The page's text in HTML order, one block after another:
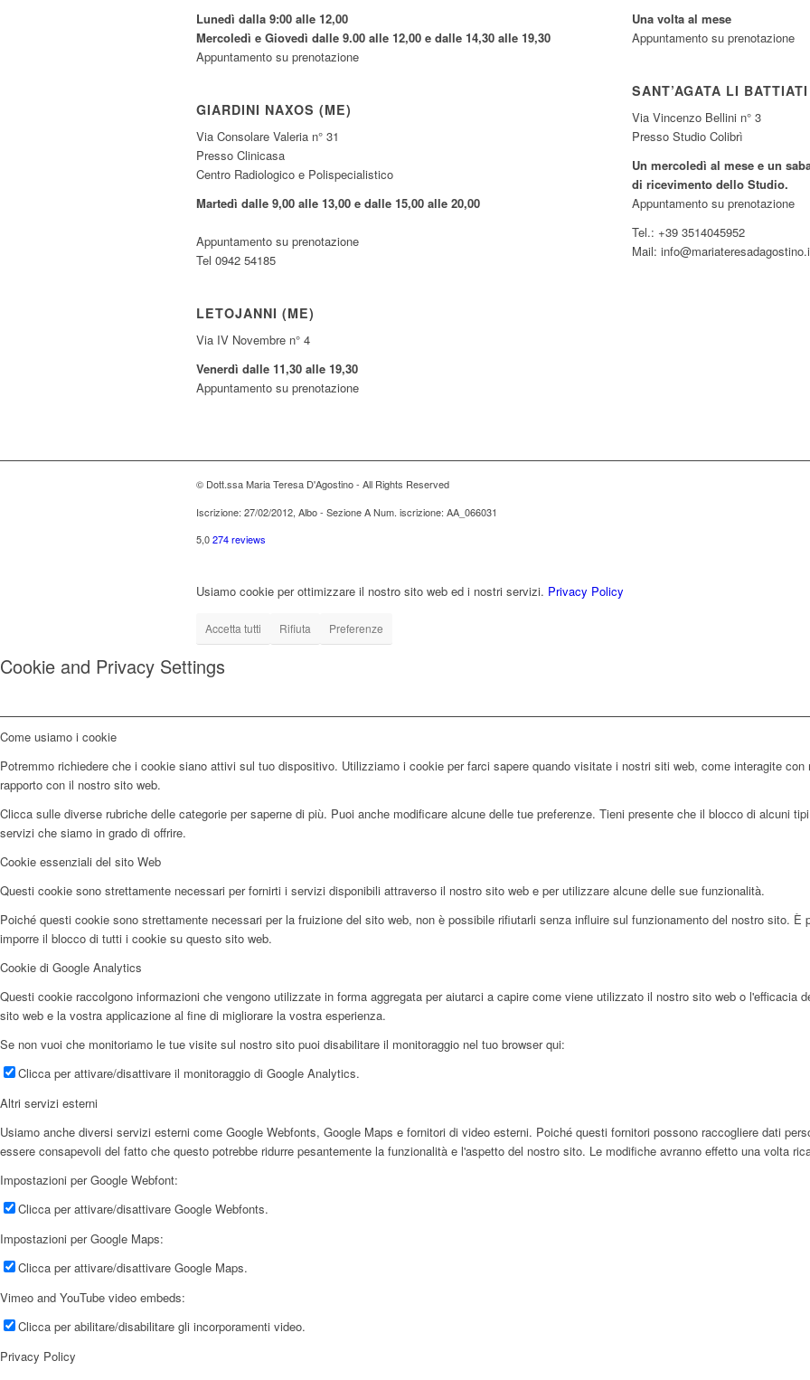
Lunedì dalla 9:00 alle 12,00
Mercoledì e Giovedì dalle 9.00 alle 12,00 e dalle 14,30 alle 19,30
Appuntamento su prenotazione
GIARDINI NAXOS (ME)
Via Consolare Valeria n° 31
Presso Clinicasa
Centro Radiologico e Polispecialistico
Martedì dalle 9,00 alle 13,00 e dalle 15,00 alle 20,00
Appuntamento su prenotazione
Tel 0942 54185
LETOJANNI (ME)
Via IV Novembre n° 4
Venerdì dalle 11,30 alle 19,30
Appuntamento su prenotazione
Una volta al mese
Appuntamento su prenotazione
SANT’AGATA LI
Via Vincenzo Bellini n° 3
Presso Studio Colibrì
Un mercoledì al mese e un
di ricevimento dello Studio.
Appuntamento su prenotazione
Tel.: +39 3514045952
Mail:
© Dott.ssa Maria Teresa D'Agostino - All Rights Reserved
Iscrizione: 27/02/2012, Albo - Sezione A Num. iscrizione: AA_066031
5,0274 reviews
Usiamo cookie per ottimizzare il nostro sito web ed i nostri servizi. Privacy Policy
Accetta tutti Rifiuta Preferenze
Cookie and Privacy Settings
Come usiamo i cookie
Potremmo richiedere che i cookie siano attivi sul tuo dispositivo. Utilizziamo i cookie per farci sapere quando visitate i nostri siti web, come interagite
rapporto con il nostro sito web.
Clicca sulle diverse rubriche delle categorie per saperne di più. Puoi anche modificare alcune delle tue preferenze. Tieni presente che il blocco di alcuni
servizi che siamo in grado di offrire.
Cookie essenziali del sito Web
Questi cookie sono strettamente necessari per fornirti i servizi disponibili attraverso il nostro sito web e per utilizzare alcune delle sue funzionalità.
Poiché questi cookie sono strettamente necessari per la fruizione del sito web, non è possibile rifiutarli senza influire sul funzionamento del nostro sito.
imporre il blocco di tutti i cookie su questo sito web.
Cookie di Google Analytics
Questi cookie raccolgono informazioni che vengono utilizzate in forma aggregata per aiutarci a capire come viene utilizzato il nostro sito web o l'efficacia
sito web e la vostra applicazione al fine di migliorare la vostra esperienza.
Se non vuoi che monitoriamo le tue visite sul nostro sito puoi disabilitare il monitoraggio nel tuo browser qui:
Clicca per attivare/disattivare il monitoraggio di Google Analytics.
Altri servizi esterni
Usiamo anche diversi servizi esterni come Google Webfonts, Google Maps e fornitori di video esterni. Poiché questi fornitori possono raccogliere dati
essere consapevoli del fatto che questo potrebbe ridurre pesantemente la funzionalità e l'aspetto del nostro sito. Le modifiche avranno effetto una volta
Impostazioni per Google Webfont:
Clicca per attivare/disattivare Google Webfonts.
Impostazioni per Google Maps:
Clicca per attivare/disattivare Google Maps.
Vimeo and YouTube video embeds:
Clicca per abilitare/disabilitare gli incorporamenti video.
Privacy Policy